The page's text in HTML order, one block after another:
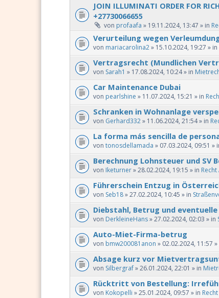
JOIN ILLUMINATI ORDER FOR
+27730066655
von profaafa » 19.11.2024, 13:47 » in
Verurteilung wegen
von mariacarolina2» 15.10.2024, 19:27 » in
Vertragsrecht (Mundlichen
von Sarah1 » 17.08.2024, 10:24 » in
Car Maintenance Dubai
von pearlshine » 11.07.2024, 15:21 » in
Schranken in Wohnanlage
von Gerhard332» 11.06.2024, 21:54 » in
La forma más sencilla de
von tonosdellamada » 07.03.2024, 09:51 »
Berechnung Lohnsteuer und SV
von Iketurner» 28.02.2024, 19:15 » in
Führerschein Entzug in
von Seb18» 27.02.2024, 10:45 » in
Diebstahl, Betrug und
von DerkleineHans» 27.02.2024, 02:03 » in
Auto-Miet-Firma-betrug
von bmw200081anon » 02.02.2024, 11:57 »
Absage kurz vor
von Silbergraf» 26.01.2024, 22:01 » in
Rücktritt von Bestellung:
von Kokopelli » 25.01.2024, 09:57 » in